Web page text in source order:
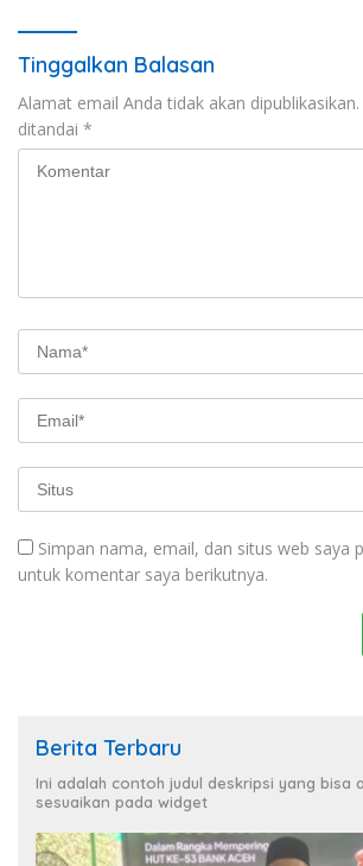
Tinggalkan Balasan
Alamat email Anda tidak akan dipublikasikan.
ditandai *
Simpan nama, email, dan situs web saya
untuk komentar saya berikutnya.
Berita Terbaru
Ini adalah contoh judul deskripsi yang bisa
sesuaikan pada widget